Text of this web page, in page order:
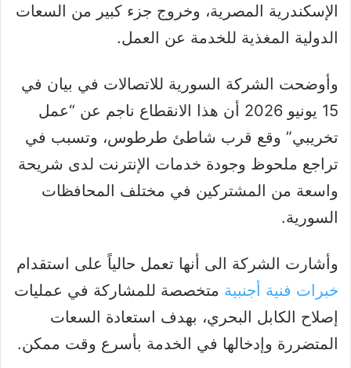
الإسكندرية المصرية، وخروج جزء كبير من السعات
الدولية المغذية للخدمة عن العمل.
وأوضحت الشركة السورية للاتصالات في بيان في
15 يونيو 2026 أن هذا الانقطاع ناجم عن “عمل
تخريبي” وقع قرب شاطئ طرطوس، وتسبب في
تراجع ملحوظ وجودة خدمات الإنترنت لدى شريحة
واسعة من المشتركين في مختلف المحافظات
السورية.
وأشارت الشركة الى أنها تعمل حالياً على استقدام
خبرات فنية أجنبية متخصصة للمشاركة في عمليات
إصلاح الكابل البحري، بهدف استعادة السعات
المتضررة وإدخالها في الخدمة بأسرع وقت ممكن.